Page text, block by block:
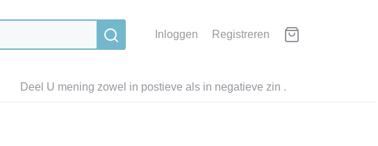
Inloggen Registreren
Deel U mening zowel in postieve als in negatieve zin .